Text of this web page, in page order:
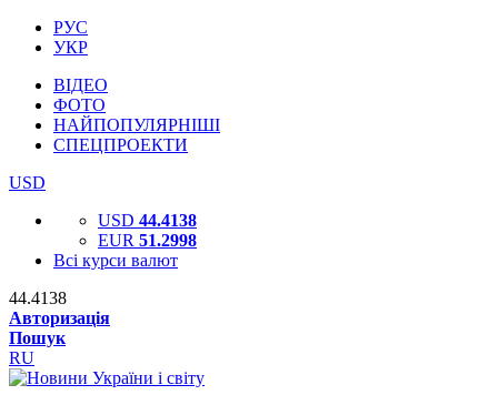
РУС
УКР
ВІДЕО
ФОТО
НАЙПОПУЛЯРНІШІ
СПЕЦПРОЕКТИ
USD
USD 44.4138
EUR 51.2998
Всі курси валют
44.4138
Авторизація
Пошук
RU